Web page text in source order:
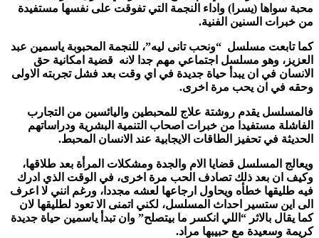
محبة سواها (يسرا) واداء النجمة التي تفوقت على نفسها مستفيدة
من خبرات السنين الفنية.
كما تابعت مسلسل “ونحب تانى ليه”، للنجمة المحبوبة ياسمين عبد
العزيز، وهو مسلسل اجتماعي مهم جدا لانه قضية امكانية حق
الانسان في ان يبدأ حياة جديدة في اي وقت بعد فشل تجربته الاولى
وحقه في ان يحب مرة اخرى.
فالمسلسل يقدم روشتة علاج للمحبطين واليائسين من التجارب
الفاشلة مستفيدا من خبرات اصحاب التنمية البشرية ودراساتهم
الحديثة في تحفيز الطاقات الايجابية عند الانسان المحبط.
ويعالج المسلسل قضايا الام والجدة ومشكلات المرأة بعد طلاقها،
وكيف ان بعد ذلك تصادف الحب مرة اخرى، في الوقت الذي ادرك
فيه طليقها خطأه ويحاول ارجاعها لعشه مجددا، ورغم انني لا اعرف
الى اين ستسير احداث المسلسل، لكني اتمنى الا تعود لطليقها لان
كما يقال بالاثر “اللي انكسر ما بيتصلح” وان تبدأ ياسمين حياة جديدة
كريمة وسعيدة مع حبيبها مراد.